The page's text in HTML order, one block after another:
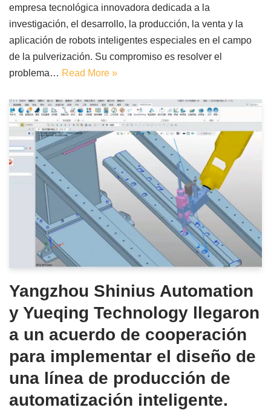
empresa tecnológica innovadora dedicada a la
investigación, el desarrollo, la producción, la venta y la
aplicación de robots inteligentes especiales en el campo
de la pulverización. Su compromiso es resolver el
problema… Read More »
Yangzhou Shinius Automation
y Yueqing Technology llegaron
a un acuerdo de cooperación
para implementar el diseño de
una línea de producción de
automatización inteligente.